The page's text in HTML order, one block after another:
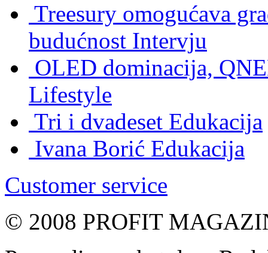
Treesury omogućava
budućnost Intervju
OLED dominacija,
Lifestyle
Tri i dvadeset Edukacija
Ivana Borić Edukacija
Customer service
© 2008 PROFIT